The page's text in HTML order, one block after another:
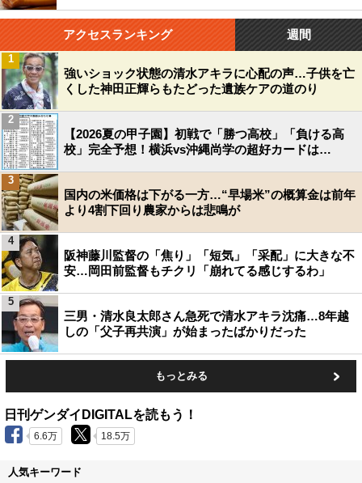
アクセスランキング 週間
強いショック状態の清水アキラに心配の声…子供を亡
くした神田正輝らもたどった遺族ケアの道のり
1
【2026夏の甲子園】初戦で「勝つ高校」「負ける高
校」完全予想！横浜vs沖縄尚学の超好カードは…
2
国内の米価格は下がる一方…“早場米”の概算金は前年
より4割下回り農家からは悲鳴が
3
阪神藤川監督の「焦り」「短気」「采配」に大きな不
安…岡田前監督もチクリ「崩れてる感じするわ」
4
三男・清水良太郎さん急死で清水アキラ沈痛…8年越
しの「父子再共演」が始まったばかりだった
5
もっとみる
日刊ゲンダイDIGITALを読もう！
6.6万 18.5万
人気キーワード